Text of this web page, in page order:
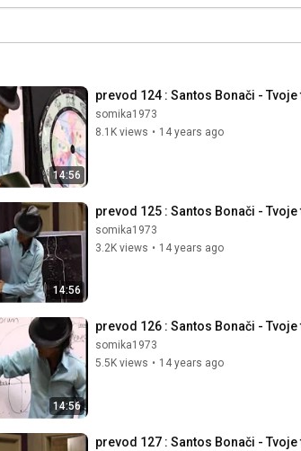
14:56
prevod 124 : Santos Bonači -
somika1973
8.1K views • 14 years ago
14:56
prevod 125 : Santos Bonači -
somika1973
3.2K views • 14 years ago
14:56
prevod 126 : Santos Bonači -
somika1973
5.5K views • 14 years ago
prevod 127 : Santos Bonači -